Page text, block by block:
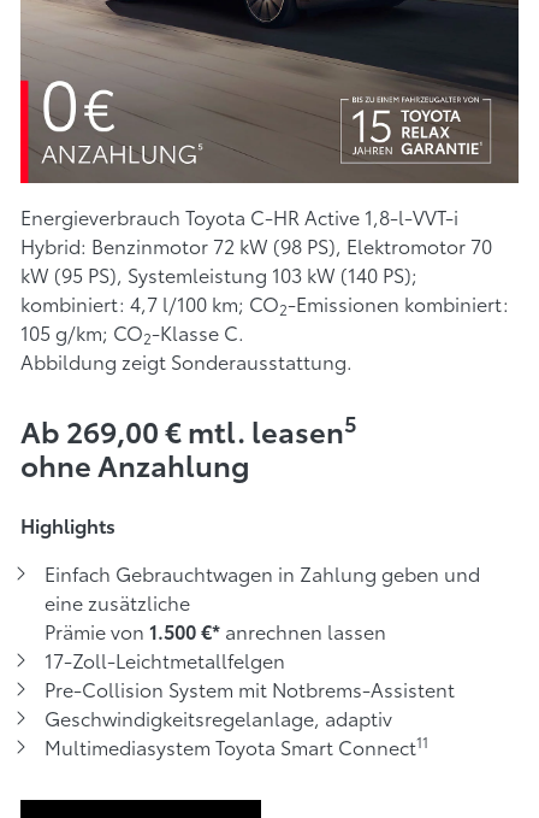
Energieverbrauch Toyota C-HR Active 1,8-l-VVT-i
Hybrid: Benzinmotor 72 kW (98 PS), Elektromotor 70
kW (95 PS), Systemleistung 103 kW (140 PS);
kombiniert: 4,7 l/100 km; CO2-Emissionen kombiniert:
105 g/km; CO2-Klasse C.
Abbildung zeigt Sonderausstattung.
Ab 269,00 € mtl. leasen5
ohne Anzahlung
Highlights
Einfach Gebrauchtwagen in Zahlung geben und
eine zusätzliche
Prämie von 1.500 €* anrechnen lassen
17-Zoll-Leichtmetallfelgen
Pre-Collision System mit Notbrems-Assistent
Geschwindigkeitsregelanlage, adaptiv
Multimediasystem Toyota Smart Connect11